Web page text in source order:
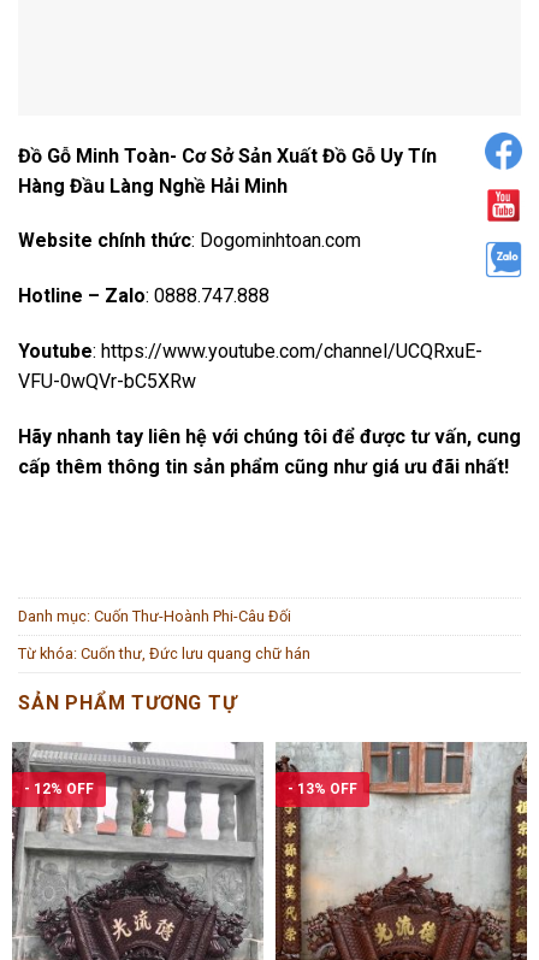
Đồ Gỗ Minh Toàn- CơSởSản Xuất Đồ Gỗ Uy Tín
Hàng Đầu Làng Nghề Hải Minh
Website chính thức: Dogominhtoan.com
Hotline – Zalo: 0888.747.888
Youtube: https://www.youtube.com/channel/UCQRxuE-
VFU-0wQVr-bC5XRw
Hãy nhanh tay liên hệ với chúng tôi để được tưvấn, cung
cấp thêm thông tin sản phẩm cũng nhưgiá ưu đãi nhất!
Danh mục: Cuốn Thư-Hoành Phi-Câu Đối
Từ khóa: Cuốn thư, Đức lưu quang chữ hán
SẢN PHẨM TƯƠNG TỰ
- 12% OFF - 13% OFF